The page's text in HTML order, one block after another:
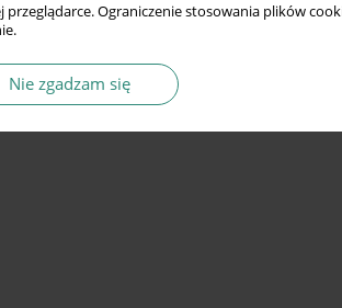
Ograniczenie stosowania plików
Nie zgadzam się